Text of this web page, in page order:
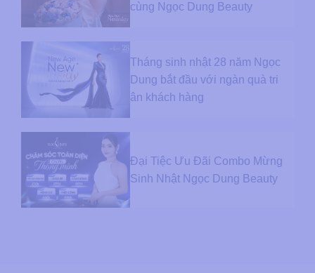
cùng Ngọc Dung Beauty
Tháng sinh nhật 28 năm Ngọc
Dung bắt đầu với ngàn quà tri
ân khách hàng
Đại Tiệc Ưu Đãi Combo Mừng
Sinh Nhật Ngọc Dung Beauty